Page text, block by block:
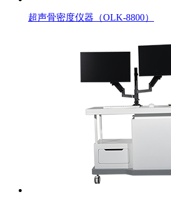
超声骨密度仪器（OLK-8800）